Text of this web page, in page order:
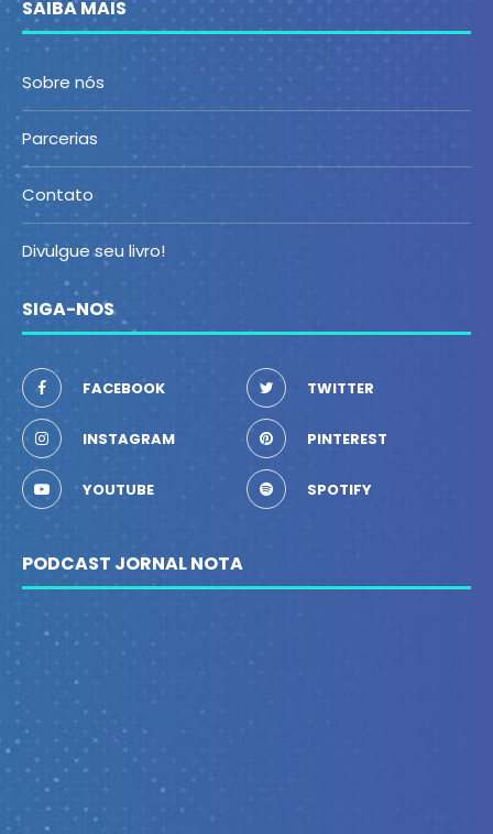
SAIBA MAIS
Sobre nós
Parcerias
Contato
Divulgue seu livro!
SIGA-NOS
FACEBOOK TWITTER
INSTAGRAM PINTEREST
YOUTUBE SPOTIFY
PODCAST JORNAL NOTA